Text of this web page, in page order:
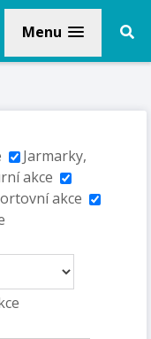
Menu
Jarmarky,
akce
akce